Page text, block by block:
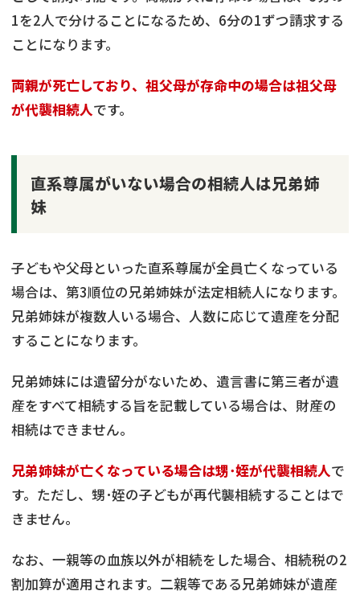
1を2人で分けることになるため、6分の1ずつ請求する
ことになります。
両親が死亡しており、祖父母が存命中の場合は祖父母
が代襲相続人です。
直系尊属がいない場合の相続人は兄弟姉
妹
子どもや父母といった直系尊属が全員亡くなっている
場合は、第3順位の兄弟姉妹が法定相続人になります。
兄弟姉妹が複数人いる場合、人数に応じて遺産を分配
することになります。
兄弟姉妹には遺留分がないため、遺言書に第三者が遺
産をすべて相続する旨を記載している場合は、財産の
相続はできません。
兄弟姉妹が亡くなっている場合は甥･姪が代襲相続人で
す。ただし、甥･姪の子どもが再代襲相続することはで
きません。
なお、一親等の血族以外が相続をした場合、相続税の2
割加算が適用されます。二親等である兄弟姉妹が遺産